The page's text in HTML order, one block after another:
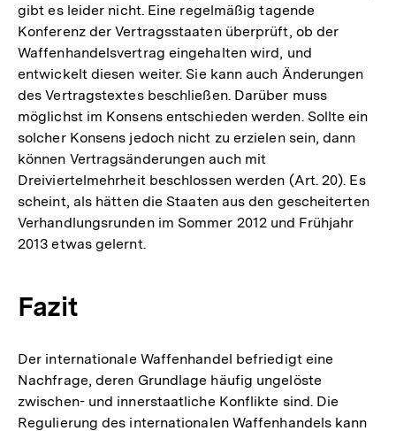
gibt es leider nicht. Eine regelmäßig tagende
Konferenz der Vertragsstaaten überprüft, ob der
Waffenhandelsvertrag eingehalten wird, und
entwickelt diesen weiter. Sie kann auch Änderungen
des Vertragstextes beschließen. Darüber muss
möglichst im Konsens entschieden werden. Sollte ein
solcher Konsens jedoch nicht zu erzielen sein, dann
können Vertragsänderungen auch mit
Dreiviertelmehrheit beschlossen werden (Art. 20). Es
scheint, als hätten die Staaten aus den gescheiterten
Verhandlungsrunden im Sommer 2012 und Frühjahr
2013 etwas gelernt.
Fazit
Der internationale Waffenhandel befriedigt eine
Nachfrage, deren Grundlage häufig ungelöste
zwischen- und innerstaatliche Konflikte sind. Die
Regulierung des internationalen Waffenhandels kann